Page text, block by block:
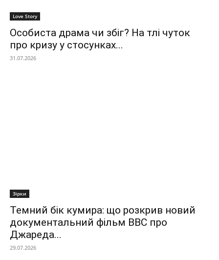
Love Story
Особиста драма чи збіг? На тлі чуток
про кризу у стосунках...
31.07.2026
Зірки
Темний бік кумира: що розкрив новий
документальний фільм ВВС про
Джареда...
29.07.2026